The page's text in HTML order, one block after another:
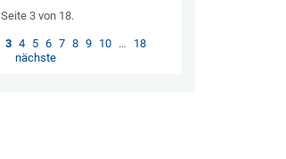
Seite 3 von 18.
3 4 5 6 7 8 9 10 …
18
nächste